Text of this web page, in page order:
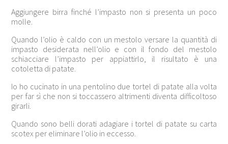
Aggiungere birra finché l’impasto non si presenta un poco
molle.
Quando l’olio è caldo con un mestolo versare la quantità di
impasto desiderata nell’olio e con il fondo del mestolo
schiacciare l’impasto per appiattirlo, il risultato è una
cotoletta di patate.
Io ho cucinato in una pentolino due tortel di patate alla volta
per far sì che non si toccassero altrimenti diventa difficoltoso
girarli.
Quando sono belli dorati adagiare i tortel di patate su carta
scotex per eliminare l’olio in eccesso.